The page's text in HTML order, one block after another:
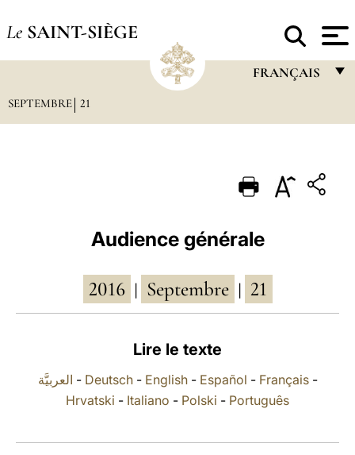
Le SAINT-SIÈGE
FRANÇAIS
PORTUGUÊS
ESPAÑOL
POLSKI
LATINE
SEPTEMBRE 21
Audience générale
2016 Septembre 21
Lire le texte
العربيَّة - Deutsch- English- Español - Français-
Hrvatski - Italiano - Polski - Português